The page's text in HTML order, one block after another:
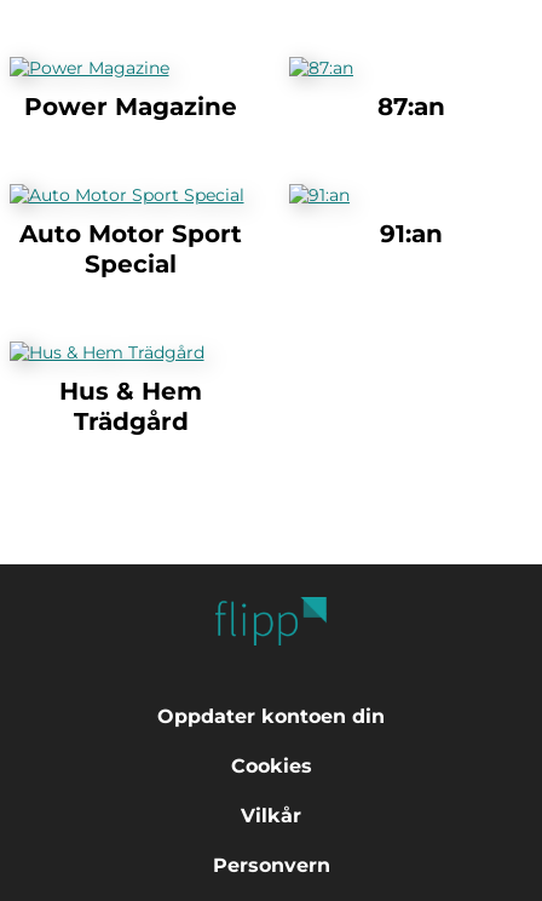
Power Magazine 87:an
Auto Motor Sport
Special
91:an
Hus & Hem
Trädgård
Oppdater kontoen din
Cookies
Vilkår
Personvern